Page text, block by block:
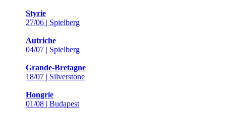
Styrie
27/06 | Spielberg
Autriche
04/07 | Spielberg
Grande-Bretagne
18/07 | Silverstone
Hongrie
01/08 | Budapest